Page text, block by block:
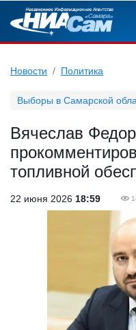
Новости Политика
Выборы в Самарской
Вячеслав
топливной
22 июня 2026 18:59